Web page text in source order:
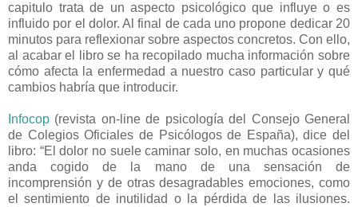
capitulo trata de un aspecto psicológico que influye o es
influido por el dolor. Al final de cada uno propone dedicar 20
minutos para reflexionar sobre aspectos concretos. Con ello,
al acabar el libro se ha recopilado mucha información sobre
cómo afecta la enfermedad a nuestro caso particular y qué
cambios habría que introducir.
Infocop (revista on-line de psicología del Consejo General
de Colegios Oficiales de Psicólogos de España), dice del
libro: “El dolor no suele caminar solo, en muchas ocasiones
anda cogido de la mano de una sensación de
incomprensión y de otras desagradables emociones, como
el sentimiento de inutilidad o la pérdida de las ilusiones.